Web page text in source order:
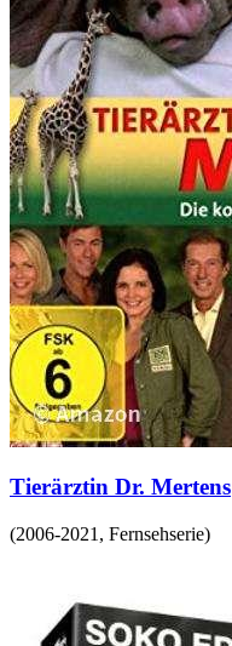
Tierärztin Dr. Mertens
(2006-2021 , Fernsehserie)